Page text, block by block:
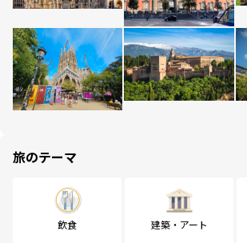
旅のテーマ
飲食 建築・アート